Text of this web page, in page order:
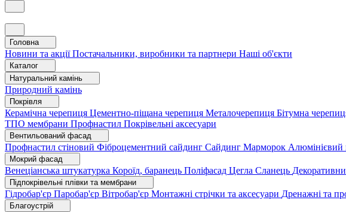
Головна
Новини та акціїПостачальники, виробники та партнери Наші об'єкти
Каталог
Натуральний камінь
Природний камінь
Покрівля
Керамічна черепиця Цементно-піщана черепиця Металочерепиця Бітумна
ТПО мембрани Профнастил Покрівельні аксесуари
Вентильований фасад
Профнастил стіновий Фіброцементний сайдинг Сайдинг Марморок Алюмінієвий
Мокрий фасад
Венеціанська штукатурка Короїд, баранець Поліфасад Цегла Сланець
Підпокрівельні плівки та мембрани
Гідробар'єр Паробар'єр Вітробар'єр Монтажні стрічки та аксесуари Дренажні та
Благоустрій